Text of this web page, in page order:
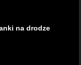
na drodze